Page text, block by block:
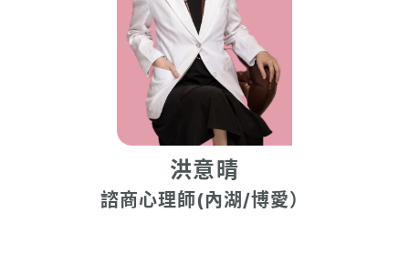
洪意晴
諮商心理師(內湖/博愛）